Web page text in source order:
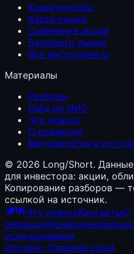
Калькуляторы
Карта рынка
Сравнение акций
Барометр рынка
Все инструменты
Материалы
Разборы
Гайд по ИИС
Что нового
О редакции
Методология и
© 2026 Long/Short.
для инвестора: акции,
Копирование разборов —
ссылкой на источник.
Что новогоКонтактыО
редакции
использования
Хостинг: Timeweb.cloud